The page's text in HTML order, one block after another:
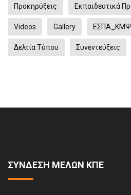
Προκηρύξεις Εκπαιδευτικά
Videos Gallery
Δελτία Τύπου Συνεντεύξεις
ΣΥΝΔΕΣΗ ΜΕΛΩΝ ΚΠΕ